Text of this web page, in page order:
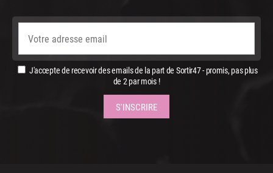
J'accepte de recevoir des emails de la part de Sortir47 - promis, pas plus
de 2 par mois !